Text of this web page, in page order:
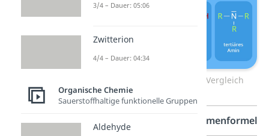
Ammoniak und Amine im Vergleich
Typ Summenformel
3/4 – Dauer: 05:06
Zwitterion
4/4 – Dauer: 04:34
Organische Chemie
Sauerstoffhaltige funktionelle Gruppen
Aldehyde